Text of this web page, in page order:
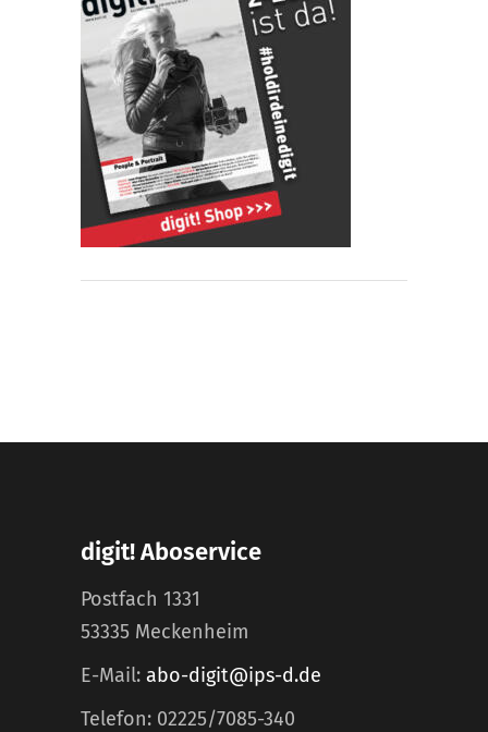
digit! Aboservice
Postfach 1331
53335 Meckenheim
E-Mail: abo-digit@ips-d.de
Telefon: 02225/7085-340